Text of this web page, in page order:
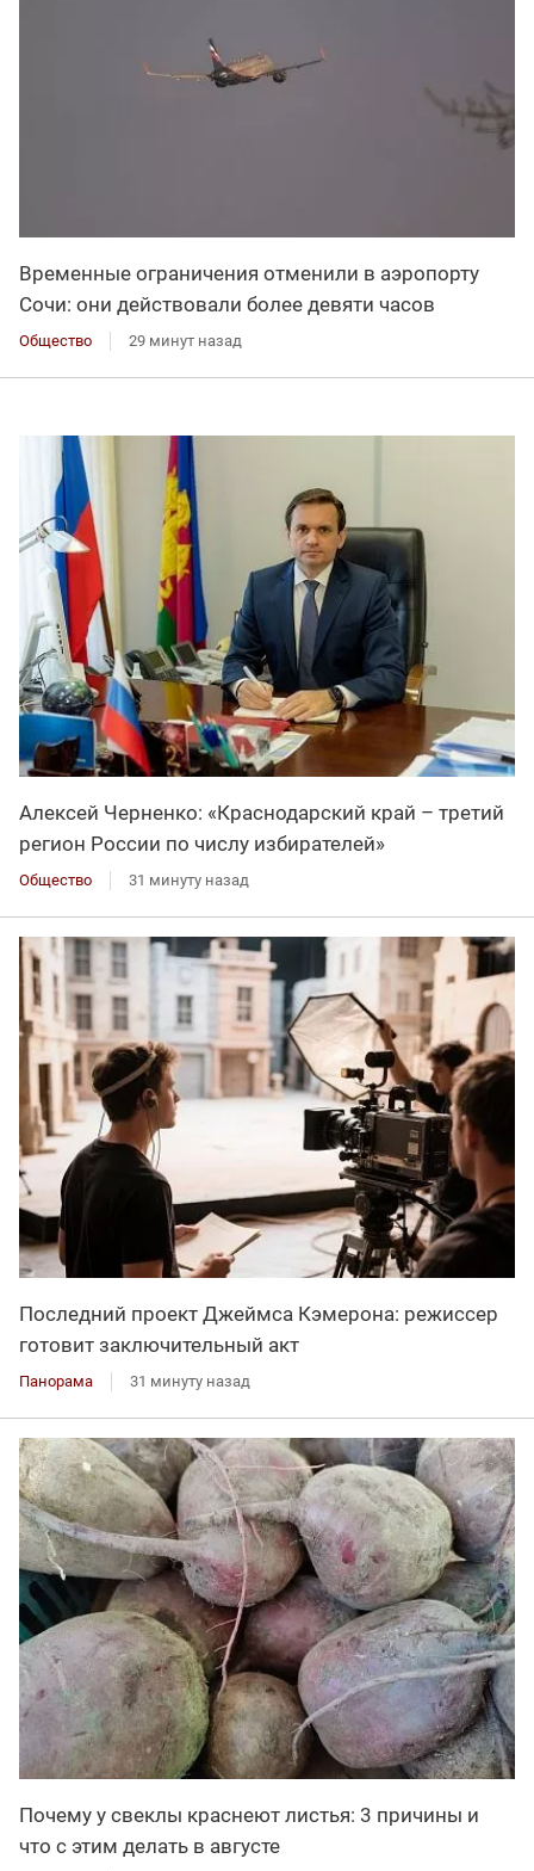
Временные ограничения отменили в аэропорту
Сочи: они действовали более девяти часов
Общество 29 минут назад
Алексей Черненко: «Краснодарский край – третий
регион России по числу избирателей»
Общество 31 минуту назад
Последний проект Джеймса Кэмерона: режиссер
готовит заключительный акт
Панорама 31 минуту назад
Почему у свеклы краснеют листья: 3 причины и
что с этим делать в августе